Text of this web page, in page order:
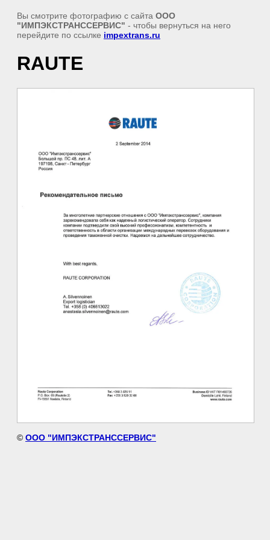
Вы смотрите фотографию с сайта ООО
"ИМПЭКСТРАНССЕРВИС" - чтобы вернуться на него
перейдите по ссылке impextrans.ru
RAUTE
© ООО "ИМПЭКСТРАНССЕРВИС"